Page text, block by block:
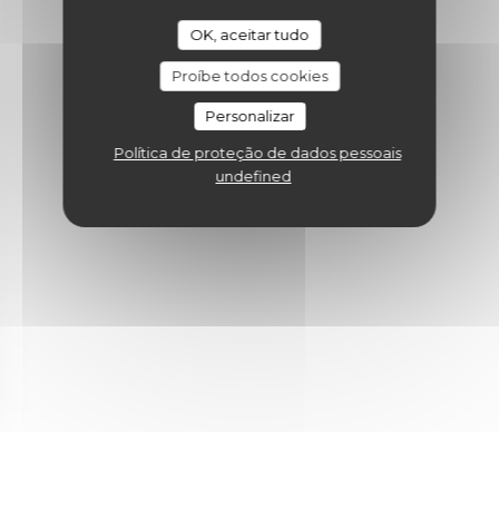
site.
OK, aceitar tudo
Proíbe todos cookies
Personalizar
Política de proteção de dados pessoais
undefined